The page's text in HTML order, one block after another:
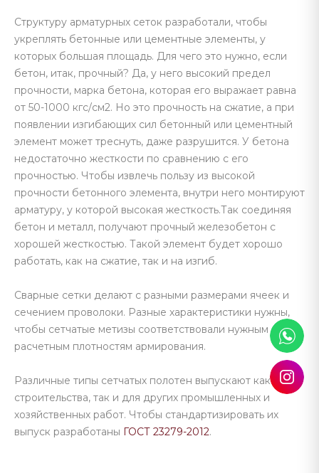
Структуру арматурных сеток разработали, чтобы
укреплять бетонные или цементные элементы, у
которых большая площадь. Для чего это нужно, если
бетон, итак, прочный? Да, у него высокий предел
прочности, марка бетона, которая его выражает равна
от 50-1000 кгс/см2. Но это прочность на сжатие, а при
появлении изгибающих сил бетонный или цементный
элемент может треснуть, даже разрушится. У бетона
недостаточно жесткости по сравнению с его
прочностью. Чтобы извлечь пользу из высокой
прочности бетонного элемента, внутри него монтируют
арматуру, у которой высокая жесткость.Так соединяя
бетон и металл, получают прочный железобетон с
хорошей жесткостью. Такой элемент будет хорошо
работать, как на сжатие, так и на изгиб.
Сварные сетки делают с разными размерами ячеек и
сечением проволоки. Разные характеристики нужны,
чтобы сетчатые метизы соответствовали нужным
расчетным плотностям армирования.
Различные типы сетчатых полотен выпускают как для
строительства, так и для других промышленных и
хозяйственных работ. Чтобы стандартизировать их
выпуск разработаны ГОСТ 23279-2012.